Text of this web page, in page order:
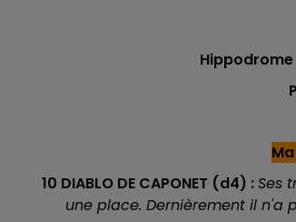
Hippodrome
10 DIABLO DE CAPONET (d4) :Ses
une place. Dernièrement il n'a